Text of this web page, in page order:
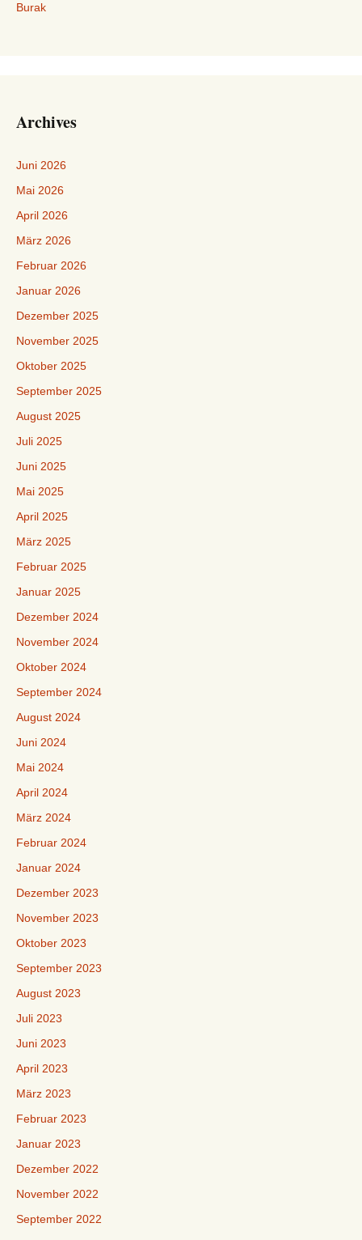
Burak
Archives
Juni 2026
Mai 2026
April 2026
März 2026
Februar 2026
Januar 2026
Dezember 2025
November 2025
Oktober 2025
September 2025
August 2025
Juli 2025
Juni 2025
Mai 2025
April 2025
März 2025
Februar 2025
Januar 2025
Dezember 2024
November 2024
Oktober 2024
September 2024
August 2024
Juni 2024
Mai 2024
April 2024
März 2024
Februar 2024
Januar 2024
Dezember 2023
November 2023
Oktober 2023
September 2023
August 2023
Juli 2023
Juni 2023
April 2023
März 2023
Februar 2023
Januar 2023
Dezember 2022
November 2022
September 2022